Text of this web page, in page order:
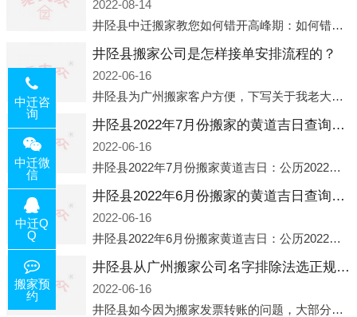
2022-08-14
井陉县中迁搬家教您如何错开高峰期：如何错开高峰期搬家，中迁搬家做了一些电话数据统计和分析，发现市民中午2点左右访问网站的人是最多的，电话咨询是早上9点左右是最多的，预约搬家周六和周日是最多的，网上QQ微
井陉县搬家公司是怎样接单安排流程的？
2022-06-16
井陉县为广州搬家客户方便，下写关于我老大众搬家公司接单的流程，九条给搬家朋友参考，了解搬家公司工序，免去搬家时的没有准备好的工作，给您及时快速的搬好家。一．电话咨询：专人接待客户电话咨询，初步了解客户搬 家
井陉县2022年7月份搬家的黄道吉日查询大全一览表哪天适合搬家好日子
2022-06-16
井陉县2022年7月份搬家黄道吉日：公历2022年7月6日 农历六月初八 星期三 冲虎(甲寅)公历2022年7月12日 农历六月十四 星期二 冲猴(庚申)公历2022年7月13日 农历六月十五 星期三 冲鸡
井陉县2022年6月份搬家的黄道吉日查询大全一览表哪天适合搬家好日子
2022-06-16
井陉县2022年6月份搬家黄道吉日：公历2022年6月1日 农历五月初三 星期三 冲兔(己卯)公历2022年6月4日 农历五月初六 星期六 冲马(壬午)公历2022年6月8日 农历五月初十 星期三 冲狗(丙
井陉县从广州搬家公司名字排除法选正规公司
2022-06-16
井陉县如今因为搬家发票转账的问题，大部分搬家公司都已经注册了营业执照，早5年前基本上所谓的搬家公司都是无注册状态也就是无照营业，由于企业注册量大增所以各种企业信息展示平台如雨后春笋般遍地开花，如：天眼查，企
中迁咨
询
中迁微
信
中迁Q
Q
搬家预
约